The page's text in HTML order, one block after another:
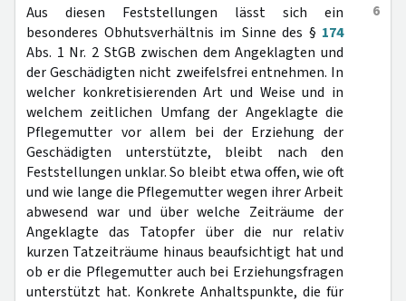
6
Aus diesen Feststellungen lässt sich ein
besonderes Obhutsverhältnis im Sinne des § 174
Abs. 1 Nr. 2 StGB zwischen dem Angeklagten und
der Geschädigten nicht zweifelsfrei entnehmen. In
welcher konkretisierenden Art und Weise und in
welchem zeitlichen Umfang der Angeklagte die
Pflegemutter vor allem bei der Erziehung der
Geschädigten unterstützte, bleibt nach den
Feststellungen unklar. So bleibt etwa offen, wie oft
und wie lange die Pflegemutter wegen ihrer Arbeit
abwesend war und über welche Zeiträume der
Angeklagte das Tatopfer über die nur relativ
kurzen Tatzeiträume hinaus beaufsichtigt hat und
ob er die Pflegemutter auch bei Erziehungsfragen
unterstützt hat. Konkrete Anhaltspunkte, die für